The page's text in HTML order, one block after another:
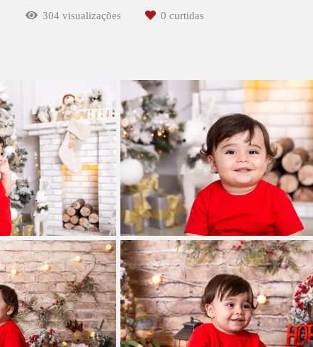
304 visualizações 0 curtidas